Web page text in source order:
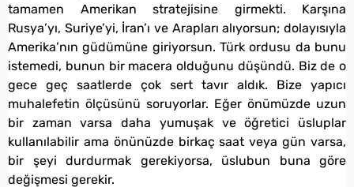
tamamen Amerikan stratejisine girmekti. Karşına
Rusya’yı, Suriye’yi, İran’ı ve Arapları alıyorsun; dolayısıyla
Amerika’nın güdümüne giriyorsun. Türk ordusu da bunu
istemedi, bunun bir macera olduğunu düşündü. Biz de o
gece geç saatlerde çok sert tavır aldık. Bize yapıcı
muhalefetin ölçüsünü soruyorlar. Eğer önümüzde uzun
bir zaman varsa daha yumuşak ve öğretici üsluplar
kullanılabilir ama önünüzde birkaç saat veya gün varsa,
bir şeyi durdurmak gerekiyorsa, üslubun buna göre
değişmesi gerekir.